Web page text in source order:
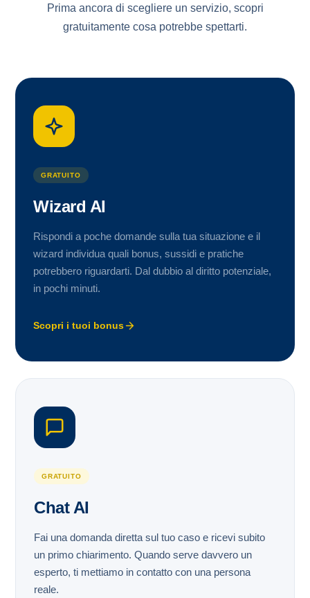
Prima ancora di scegliere un servizio, scopri
gratuitamente cosa potrebbe spettarti.
GRATUITO
Wizard AI
Rispondi a poche domande sulla tua situazione e il
wizard individua quali bonus, sussidi e pratiche
potrebbero riguardarti. Dal dubbio al diritto potenziale,
in pochi minuti.
Scopri i tuoi bonus
GRATUITO
Chat AI
Fai una domanda diretta sul tuo caso e ricevi subito
un primo chiarimento. Quando serve davvero un
esperto, ti mettiamo in contatto con una persona
reale.